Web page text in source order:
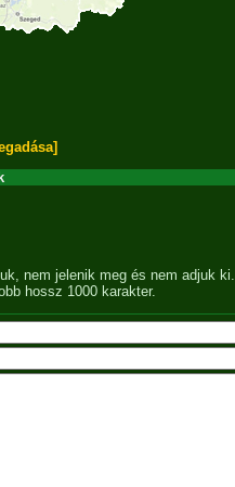
nem jelenik meg és nem adjuk ki.
hossz 1000 karakter.